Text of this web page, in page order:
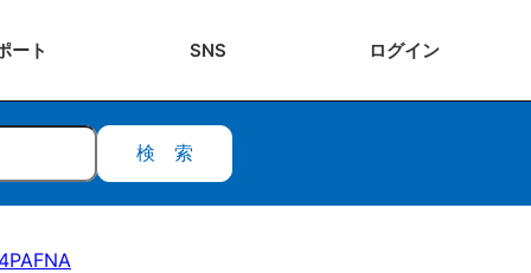
ート SNS ログイン
検索